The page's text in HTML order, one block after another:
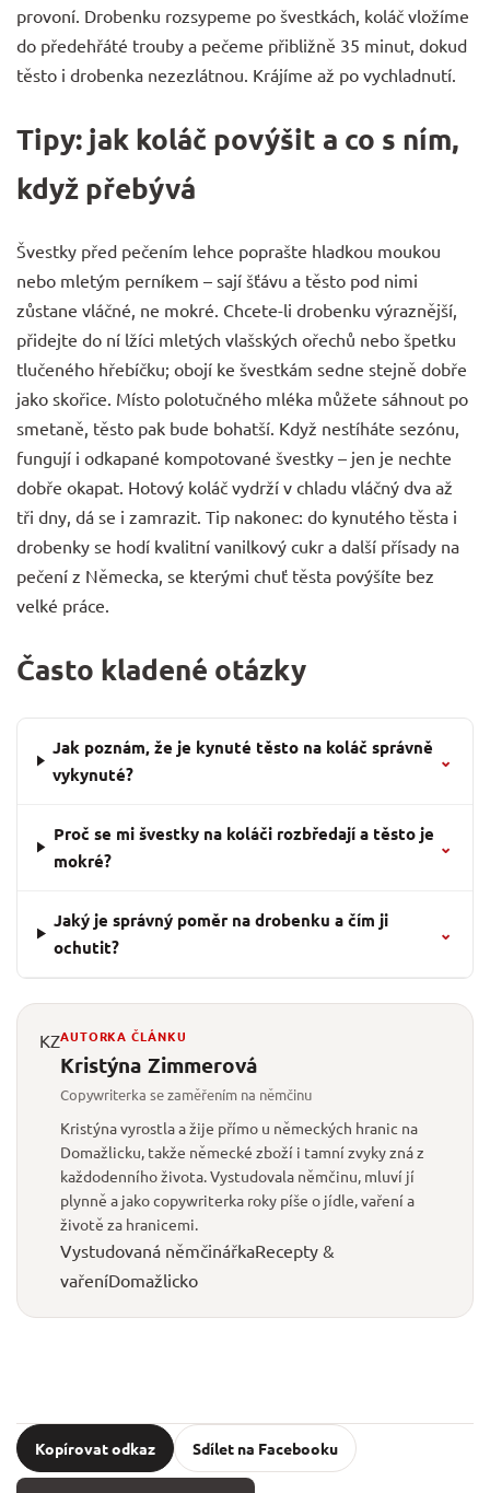
provoní. Drobenku rozsypeme po švestkách, koláč vložíme
do předehřáté trouby a pečeme přibližně 35 minut, dokud
těsto i drobenka nezezlátnou. Krájíme až po vychladnutí.
Tipy: jak koláč povýšit a co s ním,
když přebývá
Švestky před pečením lehce poprašte hladkou moukou
nebo mletým perníkem – sají šťávu a těsto pod nimi
zůstane vláčné, ne mokré. Chcete-li drobenku výraznější,
přidejte do ní lžíci mletých vlašských ořechů nebo špetku
tlučeného hřebíčku; obojí ke švestkám sedne stejně dobře
jako skořice. Místo polotučného mléka můžete sáhnout po
smetaně, těsto pak bude bohatší. Když nestíháte sezónu,
fungují i odkapané kompotované švestky – jen je nechte
dobře okapat. Hotový koláč vydrží v chladu vláčný dva až
tři dny, dá se i zamrazit. Tip nakonec: do kynutého těsta i
drobenky se hodí kvalitní vanilkový cukr a další přísady na
pečení z Německa, se kterými chuť těsta povýšíte bez
velké práce.
Často kladené otázky
Jak poznám, že je kynuté těsto na koláč správně
vykynuté?
⌄
Proč se mi švestky na koláči rozbředají a těsto je
mokré?
⌄
Jaký je správný poměr na drobenku a čím ji
ochutit?
⌄
KZAUTORKA ČLÁNKU
Kristýna Zimmerová
Copywriterka se zaměřením na němčinu
Kristýna vyrostla a žije přímo u německých hranic na
Domažlicku, takže německé zboží i tamní zvyky zná z
každodenního života. Vystudovala němčinu, mluví jí
plynně a jako copywriterka roky píše o jídle, vaření a
životě za hranicemi.
Vystudovaná němčinářkaRecepty &
vařeníDomažlicko
Kopírovat odkaz Sdílet na Facebooku